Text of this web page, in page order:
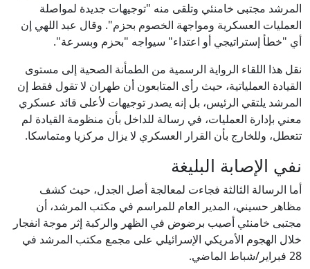
المرشد مجتبى خامنئي وتلقى منه "توجيهات جديدة لمواصلة
العمليات العسكرية ومواجهة الخصوم بحزم". وقال عبد اللهي إن
أي "خطأ إستراتيجي أو اعتداء" سيواجه "بحزم وبسرعة".
نقل هذا اللقاء الرواية الرسمية من الطمأنة الصحية إلى مستوى
القيادة العملياتية، حيث رأى المتابعون أن طهران لا تقول فقط إن
المرشد يلتقي الرئيس، بل إنه يصدر توجيهات لأعلى قائد عسكري
معني بإدارة العمليات، في رسالة للداخل بأن منظومة القيادة لم
تتعطل، وللخارج بأن القرار العسكري لا يزال مركزيا ومتماسكا.
نفي الإصابة البليغة
أما الرسالة الثالثة فجاءت لمعالجة أصل الجدل، حيث كشف
مظاهر حسيني، المدير العام للمراسم في مكتب المرشد، أن
مجتبى خامنئي أصيب برضوض في الظهر والركبة إثر موجة انفجار
خلال الهجوم الأمريكي الإسرائيلي على مجمع مكتب المرشد في
28 فبراير/شباط الماضي.